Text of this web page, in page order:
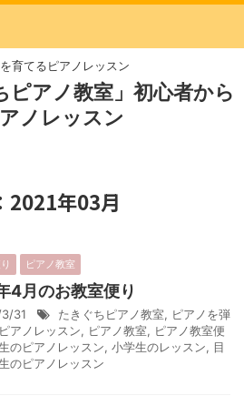
育てるピアノレッスン
ピアノ教室」初心者から
ノレッスン
2021年03月
ピアノ教室
4月のお教室便り
31 たきぐちピアノ教室, ピアノを弾
ピアノレッスン, ピアノ教室, ピアノ教室便
のピアノレッスン, 小学生のレッスン, 目
のピアノレッスン